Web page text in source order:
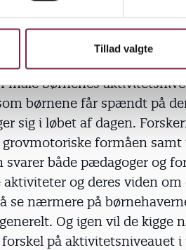
Tillad valgte
måles
vil forskerne fra
måle børnenes
børnene får spændt på
sig i løbet af dagen.
formåen
svarer både pædagoger og
aktiviteter og deres viden
se nærmere på
Og igen vil de kigge
på aktivitetsniveauet